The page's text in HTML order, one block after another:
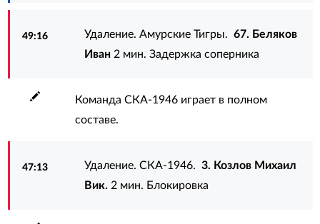
49:16 Удаление. Амурские Тигры.67. Беляков
Иван 2 мин. Задержка соперника
Команда СКА-1946 играет в полном
составе.
47:13 Удаление. СКА-1946.3. Козлов Михаил
Вик. 2 мин. Блокировка